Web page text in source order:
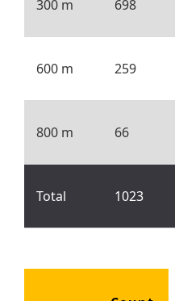
300 m 698
600 m 259
800 m 66
Total 1023